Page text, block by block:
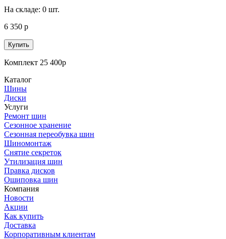
На складе: 0 шт.
6 350 р
Купить
Комплект 25 400р
Каталог
Шины
Диски
Услуги
Ремонт шин
Сезонное хранение
Сезонная переобувка шин
Шиномонтаж
Снятие секреток
Утилизация шин
Правка дисков
Ошиповка шин
Компания
Новости
Акции
Как купить
Доставка
Корпоративным клиентам